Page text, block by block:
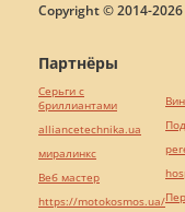
Copyright © 2014-
Партнёры
Серьги с
бриллиантами
alliancetechnika.ua
миралинкс
Веб мастер
https://motokosmos.ua/